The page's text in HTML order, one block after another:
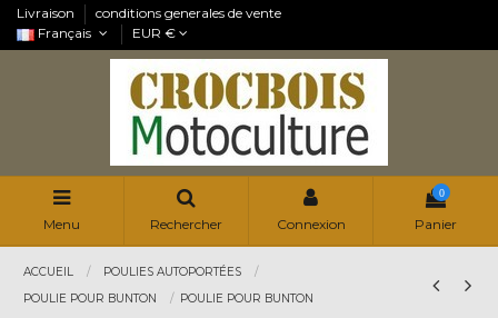
Livraison
conditions generales de vente
Français
EUR €
Menu Rechercher Connexion
0
Panier
ACCUEIL
POULIES AUTOPORTÉES
POULIE POUR BUNTON
POULIE POUR BUNTON